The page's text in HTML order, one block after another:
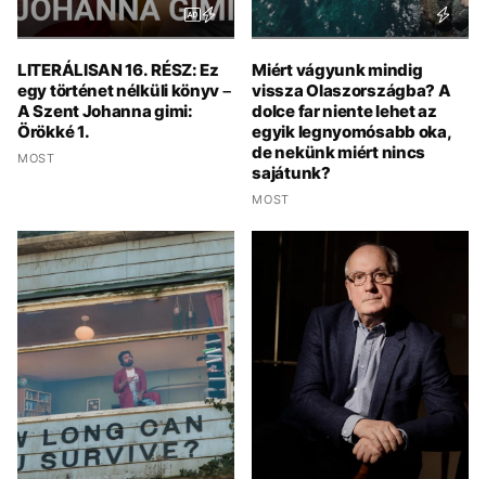
LITERÁLISAN 16. RÉSZ: Ez
egy történet nélküli könyv –
A Szent Johanna gimi:
Örökké 1.
MOST
Miért vágyunk mindig
vissza Olaszországba? A
dolce far niente lehet az
egyik legnyomósabb oka,
de nekünk miért nincs
sajátunk?
MOST